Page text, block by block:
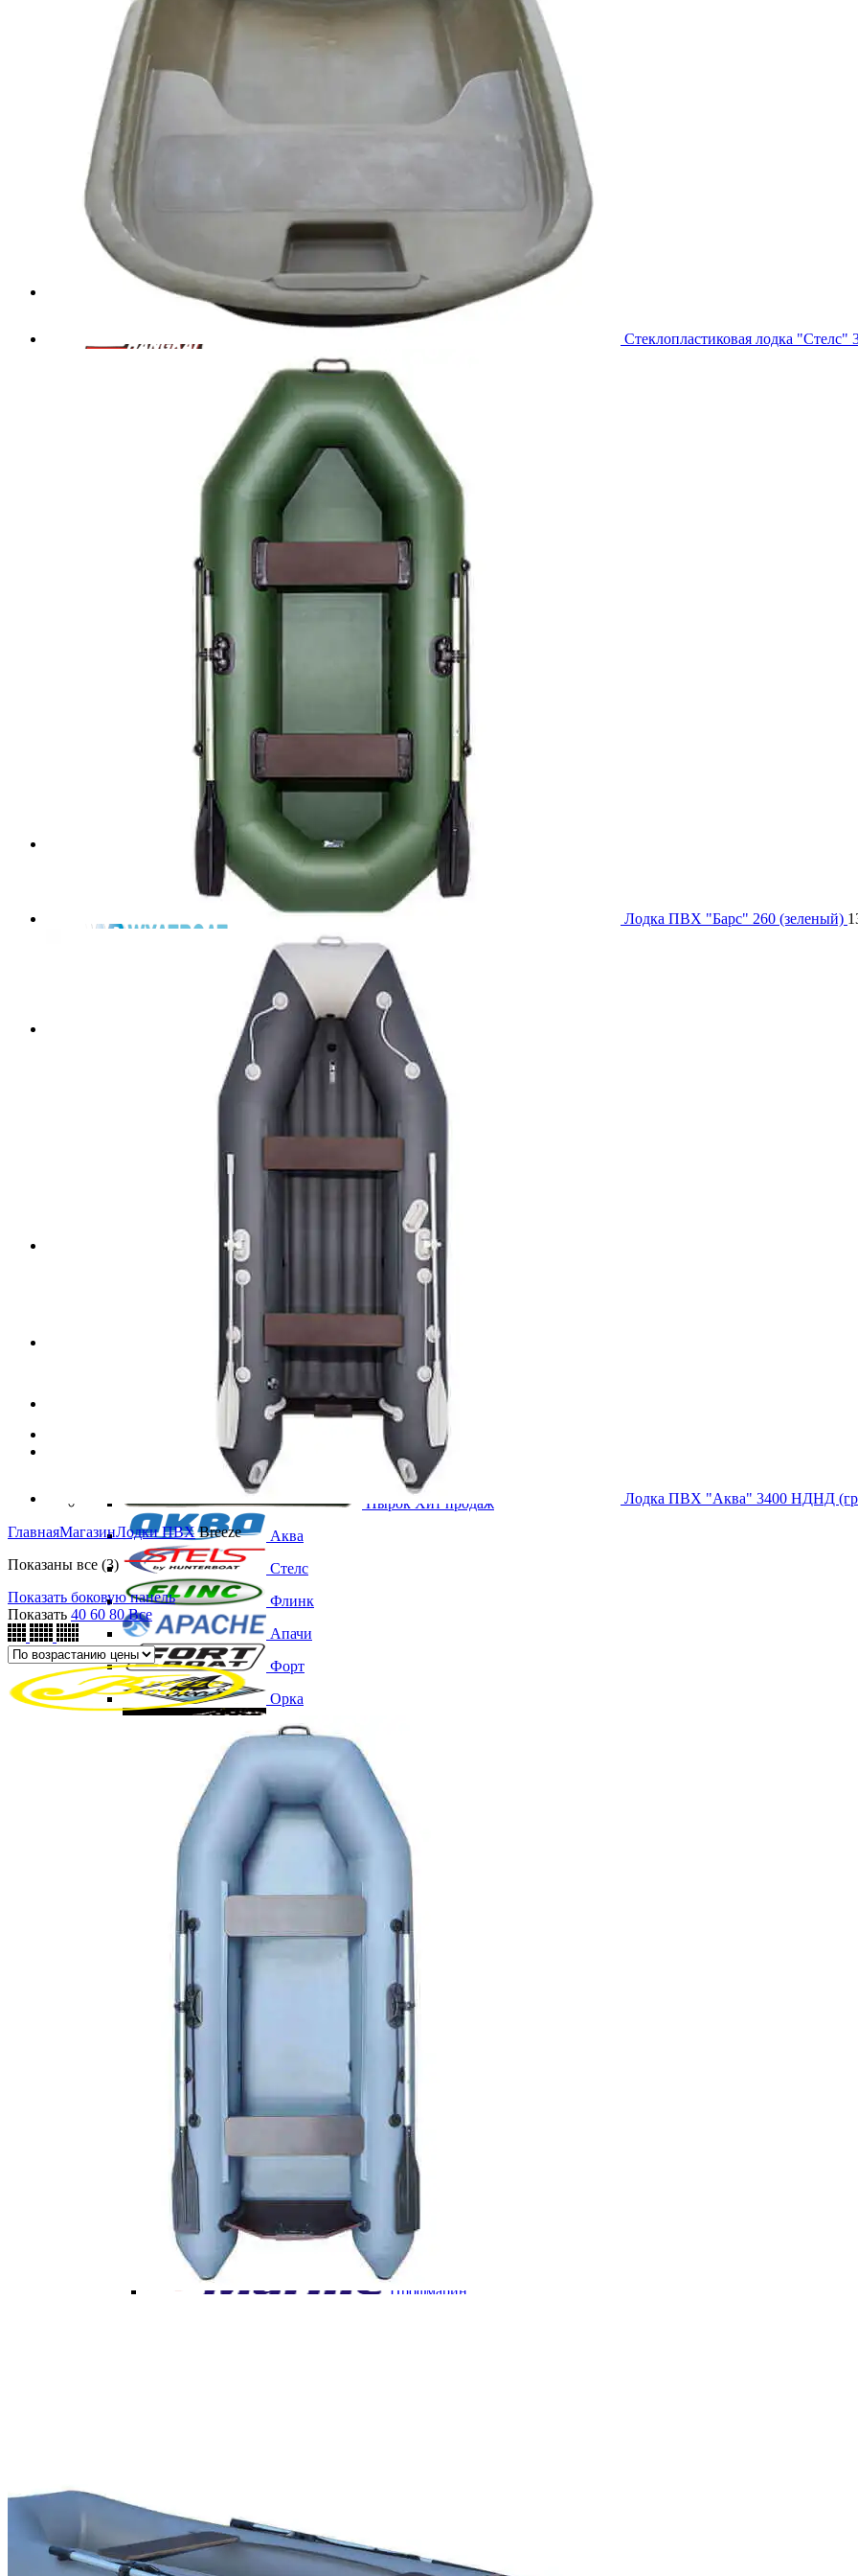
Лодочные моторы
Sea-Pro
Parsun
Tarpon
Seanovo
Hidea
Гладиатор
Toyama
Tohatsu
Yamaha
Marlin
Алюминиевые лодки
Wellboat
Тактика
Wyatboat
Стеклопластик-е лодки
Афалина
Антал
Полипропилен-е лодки
Swimmer
Лодочные электромоторы
Аксессуары
Нырок Хит продаж
Аква
Стелс
Флинк
Апачи
Форт
Орка
Барс
Хантер
Ривьера
Роджер
BigBoat
Таймень
Посейдон
Мнёв_и_К
Профмарин
Хайди
Стеклопластиковая лодка "Стелс"
Лодка ПВХ "Барс" 260 (зеленый)
Лодка ПВХ "Аква" 3400 НДНД
ГлавнаяМагазинЛодки ПВХBreeze
Показаны все (3)Цены:
возрастанию
Показать боковую панель
Показать 40 60 80Все